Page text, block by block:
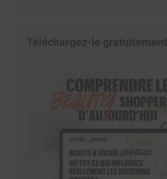
Téléchargez-le gratuitement